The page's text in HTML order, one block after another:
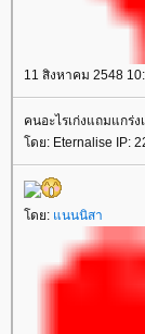
11 สิงหาคม 2548
คนอะไรเก่งแถมแกร่ง
ดย: Eternalise IP:
ดย: นนนิสา